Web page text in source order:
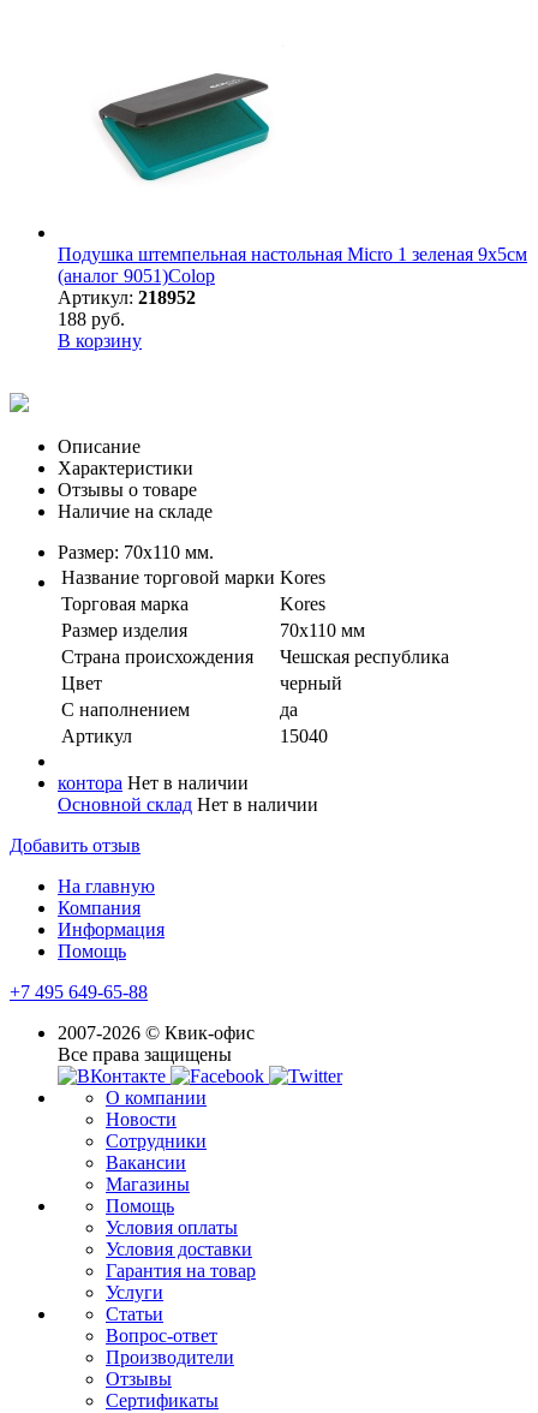
Подушка штемпельная настольная Micro 1 зеленая 9х5см
(аналог 9051)Colop
Артикул: 218952
188 руб.
В корзину
Описание
Характеристики
Отзывы о товаре
Наличие на складе
Размер: 70х110 мм.
Название торговой марки Kores
Торговая марка
Kores
Размер изделия
70х110 мм
Страна происхождения
Чешская республика
Цвет
черный
С наполнением
да
Артикул
15040
контора Нет в наличии
Основной склад Нет в наличии
Добавить отзыв
На главную
Компания
Информация
Помощь
+7 495 649-65-88
2007-2026 © Квик-офис
Все права защищены
О компании
Новости
Сотрудники
Вакансии
Магазины
Помощь
Условия оплаты
Условия доставки
Гарантия на товар
Услуги
Статьи
Вопрос-ответ
Производители
Отзывы
Сертификаты